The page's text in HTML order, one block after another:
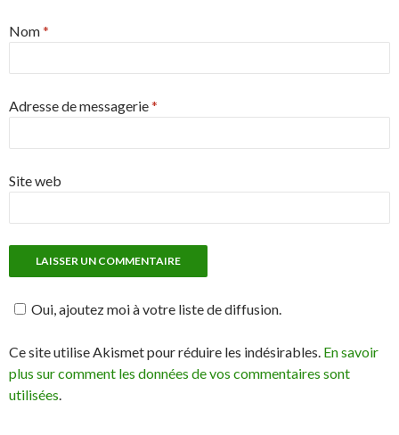
Nom*
Adresse de messagerie*
Site web
Oui, ajoutez moi à votre liste de diffusion.
Ce site utilise Akismet pour réduire les indésirables. En savoir
plus sur comment les données de vos commentaires sont
utilisées